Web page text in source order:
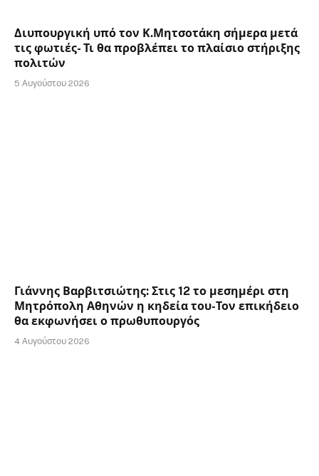
Διυπουργική υπό τον Κ.Μητσοτάκη σήμερα μετά
τις φωτιές- Τι θα προβλέπει το πλαίσιο στήριξης
πολιτών
5 Αυγούστου 2026
Γιάννης Βαρβιτσιώτης: Στις 12 το μεσημέρι στη
Μητρόπολη Αθηνών η κηδεία του-Τον επικήδειο
θα εκφωνήσει ο πρωθυπουργός
4 Αυγούστου 2026